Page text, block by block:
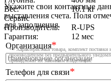
Вес:
10.1 кг
Сервис
Производитель:
R-UPS
Гарантия:
12 мес
* - Характеристики товара, комплект
производителем без предварительного
принадлежат их законным владельцам.
Укажите свои контактные
выставления счета. Поля
для заполнения.
Организация*
Телефон для связи*